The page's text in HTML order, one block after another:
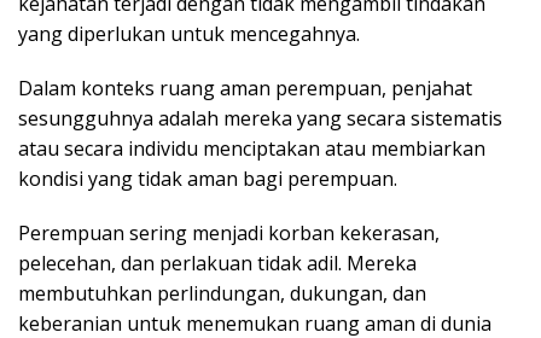
yang diperlukan untuk mencegahnya.
Dalam konteks ruang aman perempuan, penjahat
sesungguhnya adalah mereka yang secara sistematis
atau secara individu menciptakan atau membiarkan
kondisi yang tidak aman bagi perempuan.
Perempuan sering menjadi korban kekerasan,
pelecehan, dan perlakuan tidak adil. Mereka
membutuhkan perlindungan, dukungan, dan
keberanian untuk menemukan ruang aman di dunia